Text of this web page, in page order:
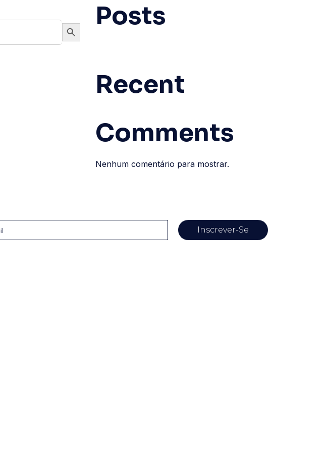
Search Button
Posts
Recent
Comments
Nenhum comentário para mostrar.
Inscrever-Se